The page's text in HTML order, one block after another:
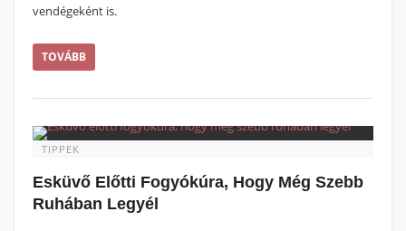
vendégeként is.
TOVÁBB
TIPPEK
Esküvő Előtti Fogyókúra, Hogy Még Szebb
Ruhában Legyél